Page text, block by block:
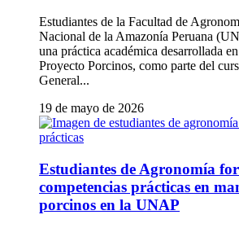
Estudiantes de la Facultad de
Nacional de la Amazonía Peruana
una práctica académica desarrollada
Proyecto Porcinos, como parte del
General...
19 de mayo de 2026
Estudiantes de Agronomía
competencias prácticas en
porcinos en la UNAP